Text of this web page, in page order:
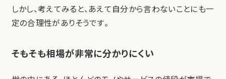
しかし、考えてみると、あえて自分から言わないことにも一
定の合理性がありそうです。
そもそも相場が非常に分かりにくい